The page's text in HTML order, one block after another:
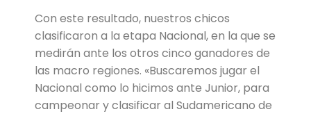
Con este resultado, nuestros chicos
clasificaron a la etapa Nacional, en la que se
medirán ante los otros cinco ganadores de
las macro regiones. «Buscaremos jugar el
Nacional como lo hicimos ante Junior, para
campeonar y clasificar al Sudamericano de